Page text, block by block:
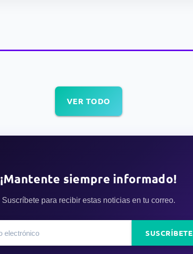
VER TODO
¡Mantente siempre informado!
Suscríbete para recibir estas noticias en tu correo.
SUSCRÍBETE